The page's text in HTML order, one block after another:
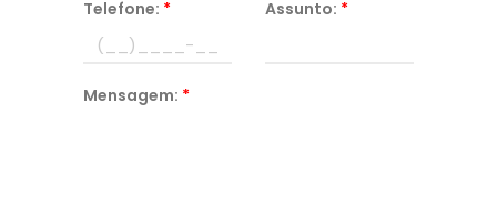
Telefone: * Assunto: *
Mensagem: *